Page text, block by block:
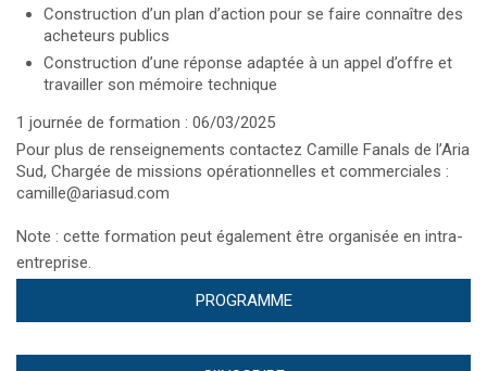
Construction d’un plan d’action pour se faire connaître des
acheteurs publics
Construction d’une réponse adaptée à un appel d’offre et
travailler son mémoire technique
1 journée de formation : 06/03/2025
Pour plus de renseignements contactez Camille Fanals de l’Aria
Sud, Chargée de missions opérationnelles et commerciales :
camille@ariasud.com
Note : cette formation peut également être organisée en intra-
entreprise.
PROGRAMME